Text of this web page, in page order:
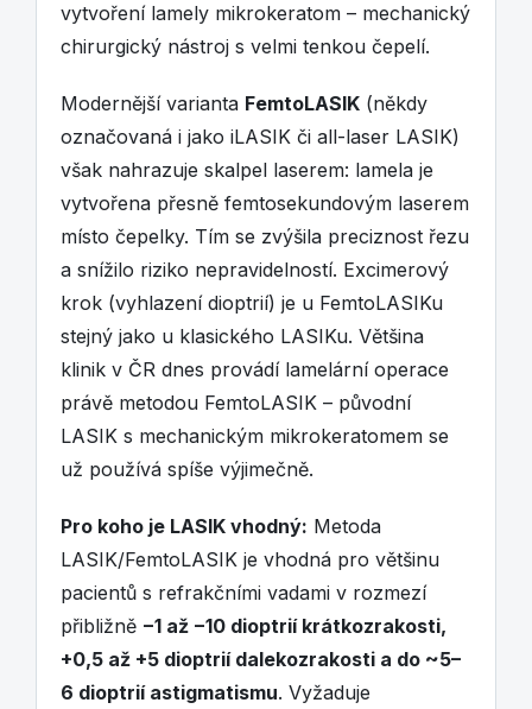
vytvoření lamely mikrokeratom – mechanický
chirurgický nástroj s velmi tenkou čepelí.
Modernější varianta FemtoLASIK (někdy
označovaná i jako iLASIK či all-laser LASIK)
však nahrazuje skalpel laserem: lamela je
vytvořena přesně femtosekundovým laserem
místo čepelky. Tím se zvýšila preciznost řezu
a snížilo riziko nepravidelností. Excimerový
krok (vyhlazení dioptrií) je u FemtoLASIKu
stejný jako u klasického LASIKu. Většina
klinik v ČR dnes provádí lamelární operace
právě metodou FemtoLASIK – původní
LASIK s mechanickým mikrokeratomem se
už používá spíše výjimečně.
Pro koho je LASIK vhodný: Metoda
LASIK/FemtoLASIK je vhodná pro většinu
pacientů s refrakčními vadami v rozmezí
přibližně −1 až −10 dioptrií krátkozrakosti,
+0,5 až +5 dioptrií dalekozrakosti a do ~5–
6 dioptrií astigmatismu. Vyžaduje